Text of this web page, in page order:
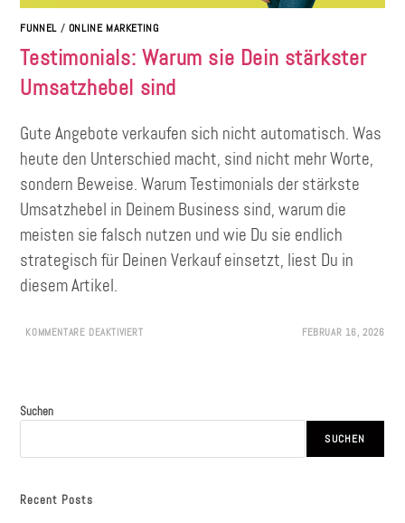
FUNNEL / ONLINE MARKETING
Testimonials: Warum sie Dein stärkster
Umsatzhebel sind
Gute Angebote verkaufen sich nicht automatisch. Was
heute den Unterschied macht, sind nicht mehr Worte,
sondern Beweise. Warum Testimonials der stärkste
Umsatzhebel in Deinem Business sind, warum die
meisten sie falsch nutzen und wie Du sie endlich
strategisch für Deinen Verkauf einsetzt, liest Du in
diesem Artikel.
KOMMENTARE DEAKTIVIERT FEBRUAR 16, 2026
Suchen
SUCHEN
Recent Posts